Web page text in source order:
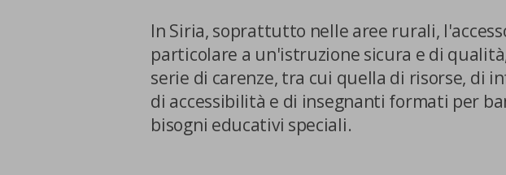
In Siria, soprattutto nelle aree rurali,
particolare a un'istruzione sicura e di
serie di carenze, tra cui quella di risorse, di
di accessibilità e di insegnanti formati per
bisogni educativi speciali.